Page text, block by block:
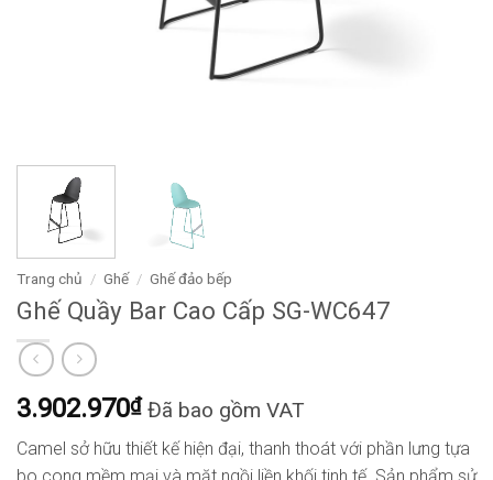
Trang chủ / Ghế / Ghế đảo bếp
Ghế Quầy Bar Cao Cấp SG-WC647
3.902.970₫ Đã bao gồm VAT
Camel sở hữu thiết kế hiện đại, thanh thoát với phần lưng tựa
bo cong mềm mại và mặt ngồi liền khối tinh tế. Sản phẩm sử